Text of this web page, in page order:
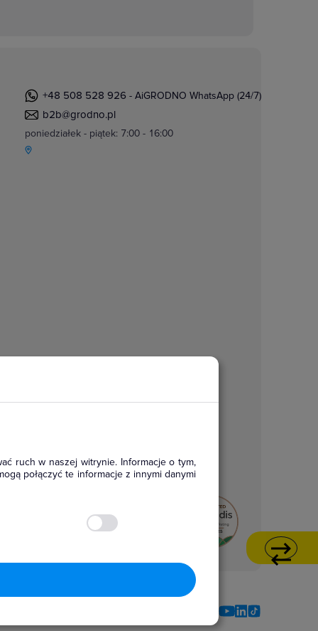
ruch w naszej witrynie. Informacje o tym,
połączyć te informacje z innymi danymi
+48 508 528 926 - AiGRODNO WhatsApp (24/7)
b2b@grodno.pl
poniedziałek - piątek: 7:00 - 16:00